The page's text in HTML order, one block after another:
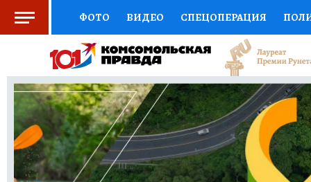
ФОТО ВИДЕО СПЕЦОПЕРАЦИЯ
СОЦПОДДЕРЖКА НАУКА СПОРТ
ВЫБОР ЭКСПЕРТОВ ДОКТОР
КНИЖНАЯ ПОЛКА ПРОГНОЗЫ НА СПОРТ
ПРЕСС-ЦЕНТР НЕДВИЖИМОСТЬ